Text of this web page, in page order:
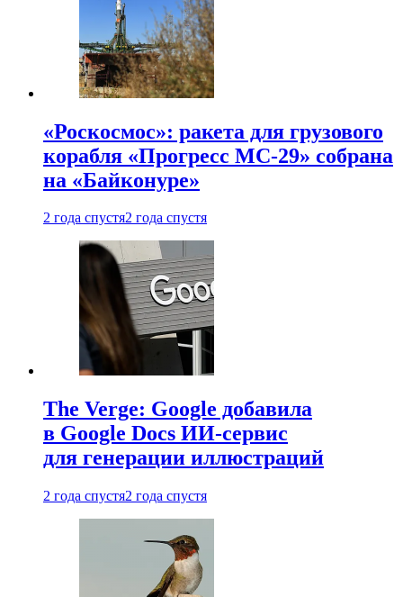
«Роскосмос»: ракета для грузового
корабля «Прогресс МС-29» собрана
на «Байконуре»
2 года спустя2 года спустя
The Verge: Google добавила
в Google Docs ИИ-сервис
для генерации иллюстраций
2 года спустя2 года спустя